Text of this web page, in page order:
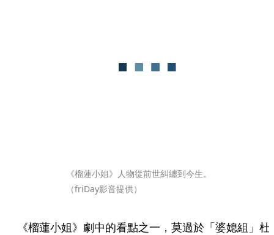
《榴蓮小姐》人物從前世糾纏到今生。
（friDay影音提供）
《榴蓮小姐》劇中的看點之一，莫過於「婆媳組」杜